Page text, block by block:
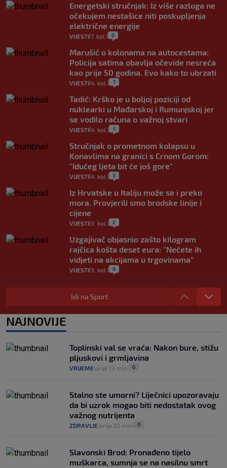
Energetski stručnjak: Iz više razloga ne
očekujem nestašice niti poskupljenja
električne energije
VIJESTI 7. kol. 0
Marušić o kolonama na autocestama:
Policija satima obavlja očevide nesreća
kao prije 50 godina. Evo kako to ubrzati
VIJESTI 4. kol. 7
Tadić: Krško je u boljoj poziciji od
nuklearki u Mađarskoj i Rumunjskoj jer
se vodilo računa o važnoj stvari
VIJESTI 4. kol. 5
Stručnjak o prometnom kolapsu u
Konavlima na granici s Crnom Gorom:
"Idućeg ljeta bit će još gore"
VIJESTI 4. kol. 3
Iz Hrvatske u Italiju može se i preko
mora. Provjerili smo brodske linije i
cijene
VIJESTI 3. kol. 2
Uzgajivač objasnio zašto kilogram
rajčica košta deset eura: "Nećete ih
vidjeti na akcijama u trgovinama"
VIJESTI 3. kol. 8
Selidba je jedno od stresnijih iskustava.
Evo aktualnih cijena i nekoliko savjeta
0
automobilom na Hvar iz Zagreba, a
koliko iz Osijeka
VIJESTI 14
Idi na Sport
NAJNOVIJE
Toplinski val se vraća: Nakon bure, stižu
pljuskovi i grmljavina
VRIJEME prije 13 min 0
Stalno ste umorni? Liječnici upozoravaju
da bi uzrok mogao biti nedostatak ovog
važnog nutrijenta
ZDRAVLJE prije 32 min 0
Slavonski Brod: Pronađeno tijelo
muškarca, sumnja se na nasilnu smrt